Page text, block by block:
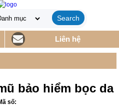
Search
Liên hệ
bảo hiểm bọc da
số: